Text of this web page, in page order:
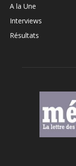
A la Une
Interviews
Résultats